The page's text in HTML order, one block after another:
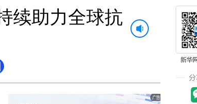
续助力全球抗